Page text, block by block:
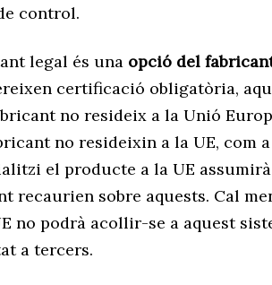
control.
legal és una opció del
certificació obligatòria,
no resideix a la Unió
no resideixin a la UE, com
el producte a la UE
recaurien sobre aquests. Cal
no podrà acollir-se a aquest
a tercers.